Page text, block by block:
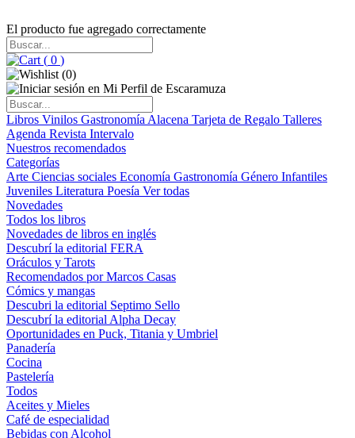
El producto fue agregado correctamente
( 0 )
(0)
Libros Vinilos Gastronomía Alacena Tarjeta de Regalo Talleres
Agenda Revista Intervalo
Nuestros recomendados
Categorías
Arte Ciencias sociales Economía Gastronomía Género Infantiles
Juveniles Literatura Poesía Ver todas
Novedades
Todos los libros
Novedades de libros en inglés
Descubrí la editorial FERA
Oráculos y Tarots
Recomendados por Marcos Casas
Cómics y mangas
Descubri la editorial Septimo Sello
Descubrí la editorial Alpha Decay
Oportunidades en Puck, Titania y Umbriel
Panadería
Cocina
Pastelería
Todos
Aceites y Mieles
Café de especialidad
Bebidas con Alcohol